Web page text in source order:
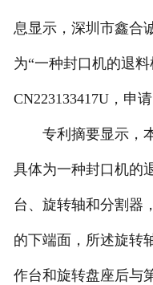
息显示，深圳市鑫合
为“一种封口机的退
CN223133417U，申
专利摘要显示，本
具体为一种封口机的
台、旋转轴和分割器
的下端面，所述旋转
作台和旋转盘座后与